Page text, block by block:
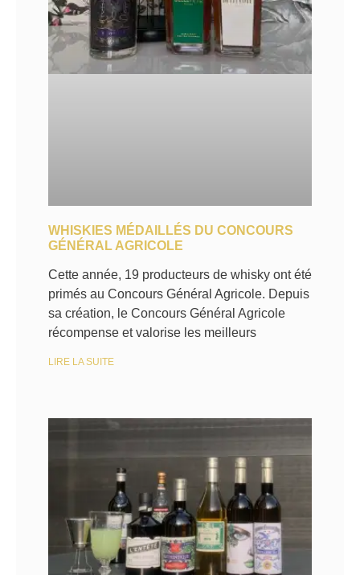
WHISKIES MÉDAILLÉS DU CONCOURS
GÉNÉRAL AGRICOLE
Cette année, 19 producteurs de whisky ont été
primés au Concours Général Agricole. Depuis
sa création, le Concours Général Agricole
récompense et valorise les meilleurs
LIRE LA SUITE